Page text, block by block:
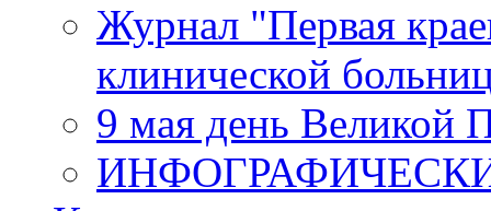
Журнал "Первая
клинической
9 мая день Великой